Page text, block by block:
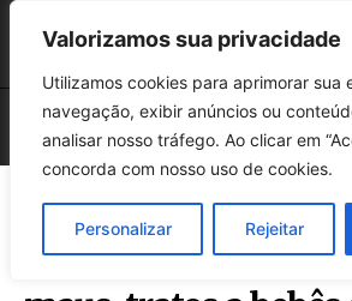
Valorizamos sua privacidade
Utilizamos cookies para aprimorar sua
navegação, exibir anúncios ou
analisar nosso tráfego. Ao clicar em
concorda com nosso uso de cookies.
Personalizar Rejeitar
Professora é